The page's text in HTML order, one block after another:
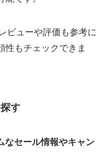
ビューや評価も参考に
性もチェックできま
す
なセール情報やキャン